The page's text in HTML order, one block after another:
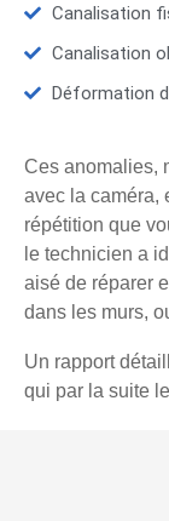
Canalisation
Canalisation
Déformation
Ces anomalies,
avec la caméra,
répétition que
le technicien a
aisé de réparer
dans les murs,
Un rapport
qui par la suite